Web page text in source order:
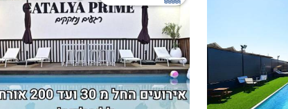
להשכרה
סאונה
קריוקי
גקוזי